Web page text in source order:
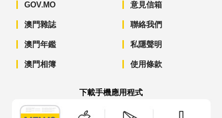
GOV.MO
澳門雜誌
澳門年鑑
澳門相簿
意見信箱
聯絡我們
私隱聲明
使用條款
下載手機應用程式